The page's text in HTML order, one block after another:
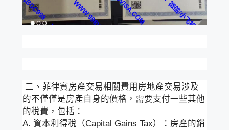
二、菲律賓房產交易相關費用房地產交易涉及
的不僅僅是房產自身的價格，需要支付一些其他
的稅費，包括：
A. 資本利得稅（Capital Gains Tax）：房產的銷